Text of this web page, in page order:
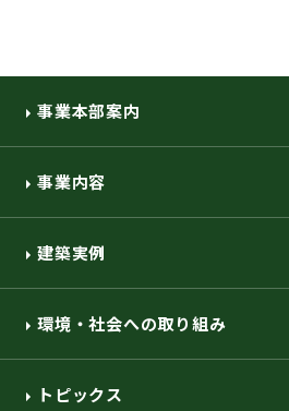
事業本部案内
事業内容
建築実例
環境・社会への取り組み
トピックス